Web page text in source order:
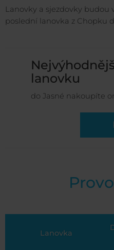
Lanovky a sjezdovky budou
poslední lanovka z Chopku
lanovku
do Jasné nakoupíte
Lanovka